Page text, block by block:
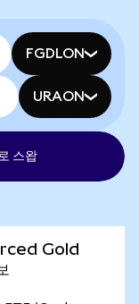
FGDLON
URAON
스왑
Gold